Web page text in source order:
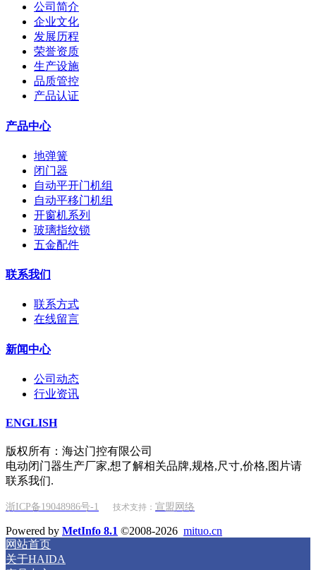
公司简介
企业文化
发展历程
荣誉资质
生产设施
品质管控
产品认证
产品中心
地弹簧
闭门器
自动平开门机组
自动平移门机组
开窗机系列
玻璃指纹锁
五金配件
联系我们
联系方式
在线留言
新闻中心
公司动态
行业资讯
ENGLISH
版权所有：海达门控有限公司
电动闭门器生产厂家,想了解相关品牌,规格,尺寸,价格,图片请
联系我们.
浙ICP备19048986号-1 技术支持： 宣盟网络
Powered by MetInfo 8.1 ©2008-2026 mituo.cn
网站首页
关于HAIDA